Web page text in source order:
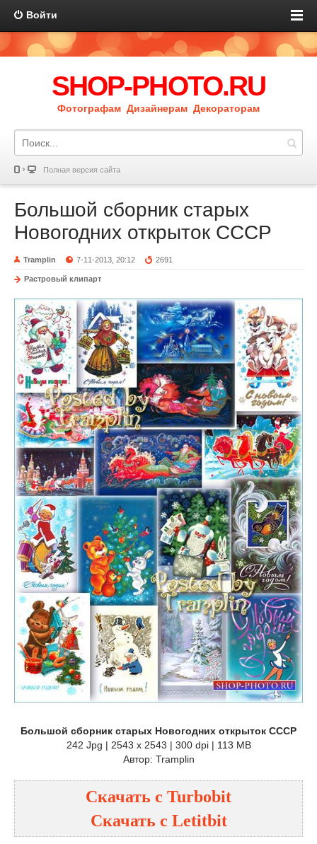
Войти
SHOP-PHOTO.RU
Фотографам Дизайнерам Декораторам
Полная версия сайта
Большой сборник старых
Новогодних открыток СССР
Tramplin 7-11-2013, 20:12 2691
Растровый клипарт
Большой сборник старых Новогодних открыток СССР
242 Jpg | 2543 x 2543 | 300 dpi | 113 MB
Автор: Tramplin
Скачать с Turbobit
Скачать с Letitbit